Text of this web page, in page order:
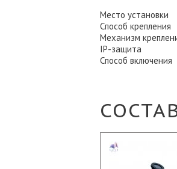
Место установки
Способ крепления
Механизм
IP-защита
Способ включения